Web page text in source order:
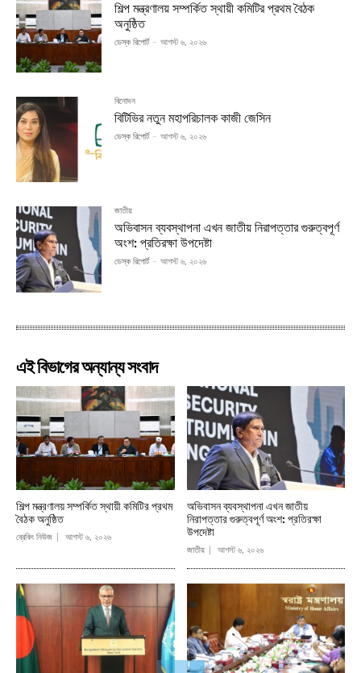
শিল্প মন্ত্রণালয় সম্পর্কিত স্থায়ী কমিটির প্রথম বৈঠক
অনুষ্ঠিত
ডেস্ক রিপোর্ট - আগস্ট ৬, ২০২৬
বিনোদন
বিটিভির নতুন মহাপরিচালক কাজী জেসিন
ডেস্ক রিপোর্ট - আগস্ট ৬, ২০২৬
জাতীয়
অভিবাসন ব্যবস্থাপনা এখন জাতীয় নিরাপত্তার গুরুত্বপূর্ণ
অংশ: প্রতিরক্ষা উপদেষ্টা
ডেস্ক রিপোর্ট - আগস্ট ৬, ২০২৬
এই বিভাগের অন্যান্য সংবাদ
শিল্প মন্ত্রণালয় সম্পর্কিত স্থায়ী কমিটির প্রথম
বৈঠক অনুষ্ঠিত
ব্রেকিং নিউজ আগস্ট ৬, ২০২৬
অভিবাসন ব্যবস্থাপনা এখন জাতীয়
নিরাপত্তার গুরুত্বপূর্ণ অংশ: প্রতিরক্ষা
উপদেষ্টা
জাতীয় আগস্ট ৬, ২০২৬